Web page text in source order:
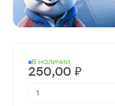
В наличии
250,00 ₽
товара